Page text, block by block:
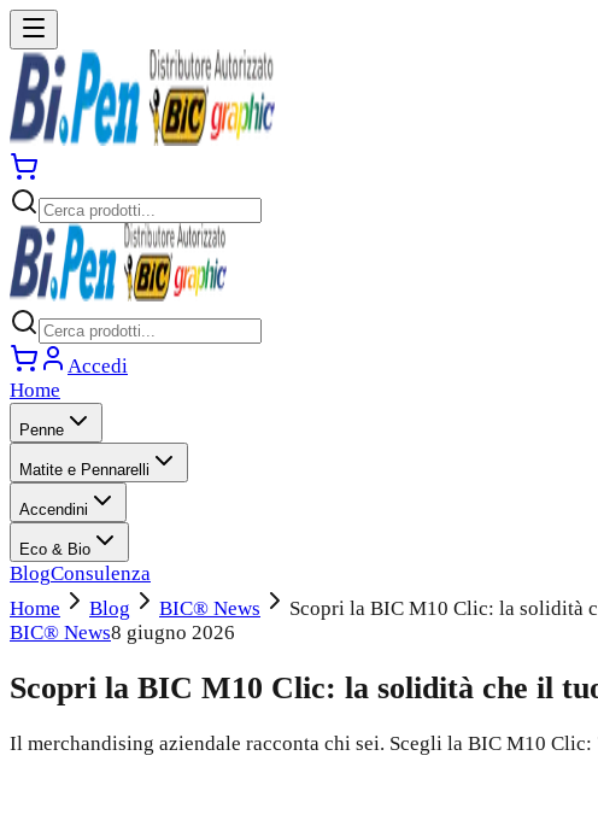
Accedi
Home
Penne
Matite e Pennarelli
Accendini
Eco & Bio
BlogConsulenza
Home
Blog BIC® News
Scopri la BIC M10 Clic: la solidità
BIC® News8 giugno 2026
Scopri la BIC M10 Clic: la solidità che il
Il merchandising aziendale racconta chi sei. Scegli la BIC M10